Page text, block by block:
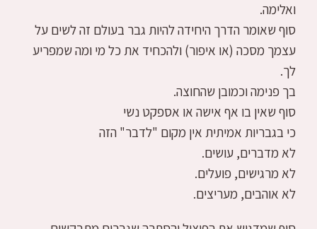
ואלימה.
סוף שאומר הדרך היחידה להיות גבר בעולם זה לשים על
עצמך מסכה (או איפור) ולהכחיד את כל מי ומה שמפריע
לך.
בך פנימה וכמובן שהחוצה.
סוף שאין בו אף אישה או אספקט נשי
כי בגבריות אמיתית אין מקום "לדבר" הזה
לא מדברים, עושים.
לא מרגישים, פועלים.
לא אוהבים, מעריצים.